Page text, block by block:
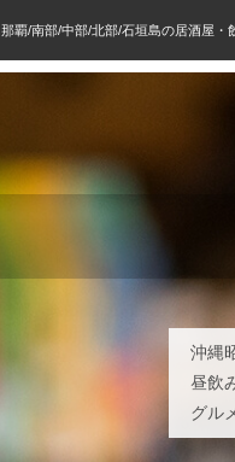
那覇/南部/中部/北部/石垣島の居酒屋・
沖縄
昼飲
グル